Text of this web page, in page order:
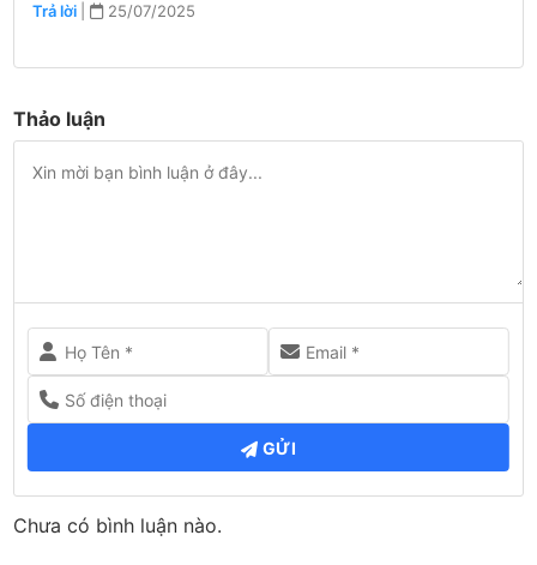
Trả lời | 25/07/2025
Thảo luận
GỬI
Chưa có bình luận nào.